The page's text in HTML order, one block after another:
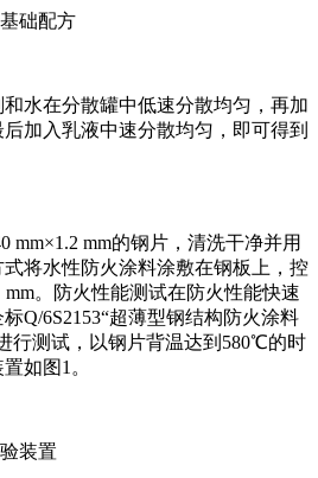
础配方
水在分散罐中低速分散均匀，再加
加入乳液中速分散均匀，即可得到
mm×1.2 mm的钢片，清洗干净并用
将水性防火涂料涂敷在钢板上，控
。防火性能测试在防火性能快速
Q/6S2153“超薄型钢结构防火涂料
行测试，以钢片背温达到580℃的时
如图1。
装置